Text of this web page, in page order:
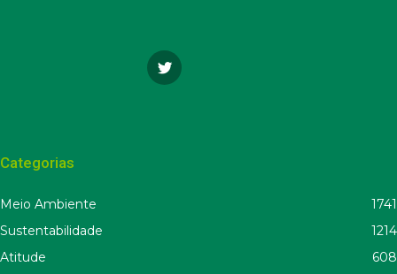
Categorias
Meio Ambiente
1741
Sustentabilidade
1214
Atitude
608